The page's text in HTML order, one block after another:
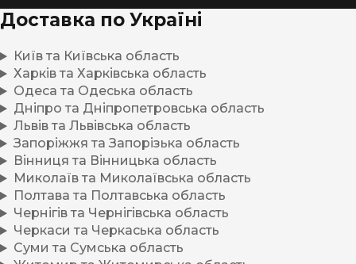
Доставка по Україні
Київ та Київська область
Харків та Харківська область
Одеса та Одеська область
Дніпро та Дніпропетровська область
Львів та Львівська область
Запоріжжя та Запорізька область
Вінниця та Вінницька область
Миколаїв та Миколаївська область
Полтава та Полтавська область
Чернігів та Чернігівська область
Черкаси та Черкаська область
Суми та Сумська область